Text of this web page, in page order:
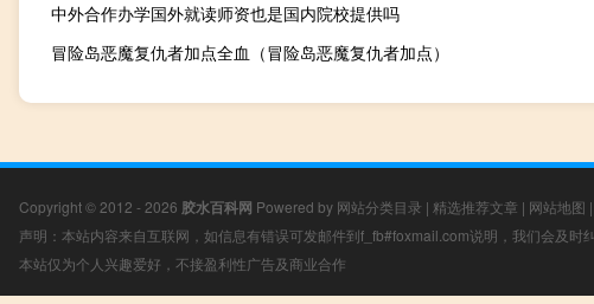
中外合作办学国外就读师资也是国内院校提供吗
冒险岛恶魔复仇者加点全血（冒险岛恶魔复仇者加点）
Copyright © 2012 - 2026 胶水百科网 Powered by 网站分类目录 | 精选推荐文章 | 网站地图 |
声明：本站内容来自互联网，如信息有错误可发邮件到f_fb#foxmail.com说明，我们会及时
本站仅为个人兴趣爱好，不接盈利性广告及商业合作